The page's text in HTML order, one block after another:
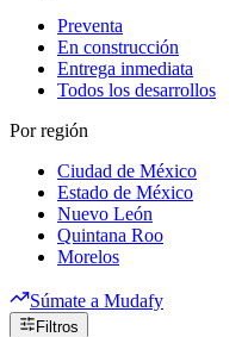
Preventa
En construcción
Entrega inmediata
Todos los desarrollos
Por región
Ciudad de México
Estado de México
Nuevo León
Quintana Roo
Morelos
Súmate a Mudafy
Filtros